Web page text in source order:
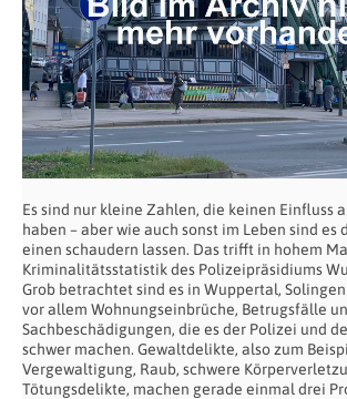
Es sind nur kleine Zahlen, die keinen Einfluss
haben – aber wie auch sonst im Leben sind es
einen schaudern lassen. Das trifft in hohem
Kriminalitätsstatistik des Polizeipräsidiums
Grob betrachtet sind es in Wuppertal,
vor allem Wohnungseinbrüche, Betrugsfälle
Sachbeschädigungen, die es der Polizei und
schwer machen. Gewaltdelikte, also zum
Vergewaltigung, Raub, schwere
Tötungsdelikte, machen gerade einmal drei